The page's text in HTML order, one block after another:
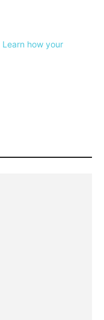
Learn how your